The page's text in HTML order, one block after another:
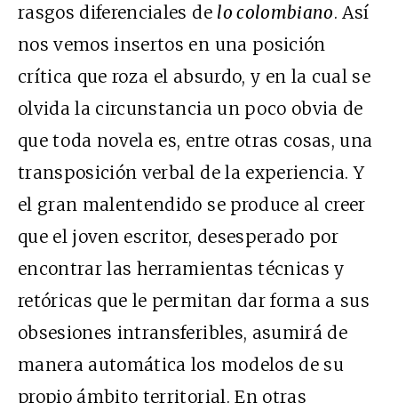
rasgos diferenciales de lo colombiano. Así
nos vemos insertos en una posición
crítica que roza el absurdo, y en la cual se
olvida la circunstancia un poco obvia de
que toda novela es, entre otras cosas, una
transposición verbal de la experiencia. Y
el gran malentendido se produce al creer
que el joven escritor, desesperado por
encontrar las herramientas técnicas y
retóricas que le permitan dar forma a sus
obsesiones intransferibles, asumirá de
manera automática los modelos de su
propio ámbito territorial. En otras